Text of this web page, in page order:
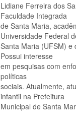
Lidiane Ferreira dos
Faculdade Integrada
de Santa Maria,
Universidade Federal
Santa Maria (UFSM) e
Possui interesse
em pesquisas com
políticas
sociais. Atualmente,
infantil na Prefeitura
Municipal de Santa